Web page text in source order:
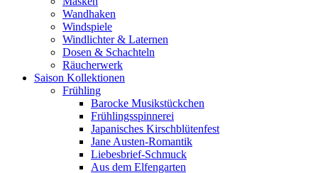
Wandhaken
Windspiele
Windlichter & Laternen
Dosen & Schachteln
Räucherwerk
Saison Kollektionen
Frühling
Barocke Musikstückchen
Frühlingsspinnerei
Japanisches Kirschblütenfest
Jane Austen-Romantik
Liebesbrief-Schmuck
Aus dem Elfengarten